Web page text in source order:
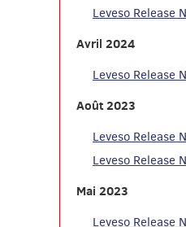
Leveso Release
Avril 2024
Leveso Release
Août 2023
Leveso Release
Leveso Release
Mai 2023
Leveso Release